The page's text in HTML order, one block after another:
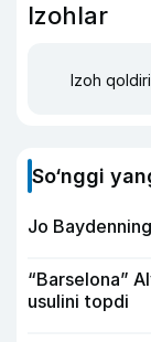
Izohlar
Izoh
So‘nggi
Jo
“Barselona”
usulini topdi